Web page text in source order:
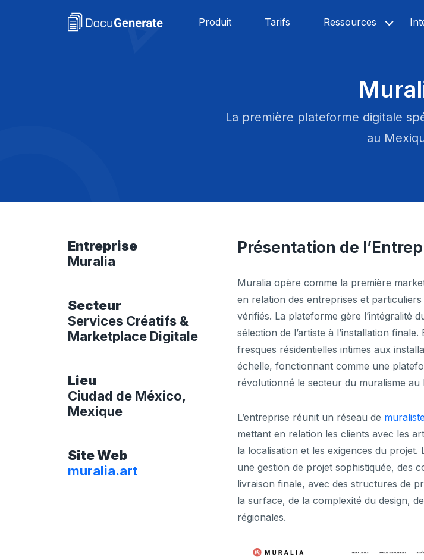
Produit Tarifs Ressources
La première plateforme digitale
au
Entreprise
Muralia
Secteur
Services Créatifs &
Marketplace Digitale
Lieu
Ciudad de México,
Mexique
Site Web
muralia.art
Présentation de
Muralia opère comme la première
en relation des entreprises et
vérifiés. La plateforme gère l’intégralité
sélection de l’artiste à l’installation
fresques résidentielles intimes aux
échelle, fonctionnant comme une
révolutionné le secteur du muralisme au
L’entreprise réunit un réseau de
mettant en relation les clients avec les
la localisation et les exigences du projet.
une gestion de projet sophistiquée, des
livraison finale, avec des structures de
la surface, de la complexité du design,
régionales.